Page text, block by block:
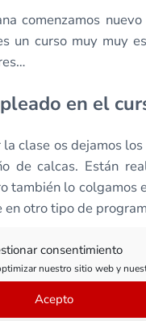
consentimiento
nuestro sitio web y
Acepto
comenzamos
un curso muy muy
en el
clase os dejamos
de calcas. Están
también lo colgamos
en otro tipo de
es
Para acceder a